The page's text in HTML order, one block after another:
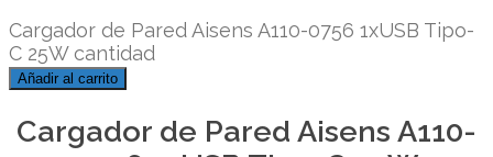
Cargador de Pared Aisens A110-0756 1xUSB Tipo-
C 25W cantidad
Añadir al carrito
Cargador de Pared Aisens A110-